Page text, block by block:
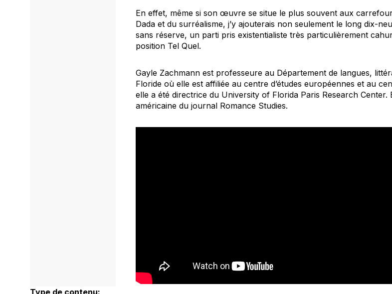
En effet, même si son œuvre se situe le plus souvent aux
Dada et du surréalisme, j’y ajouterais non seulement le long dix-
sans réserve, un parti pris existentialiste très particulièrement
position Tel Quel.
Gayle Zachmann est professeure au Département de langues,
Floride où elle est affiliée au centre d’études européennes et au
elle a été directrice du University of Florida Paris Research
américaine du journal Romance Studies.
Type de contenu: